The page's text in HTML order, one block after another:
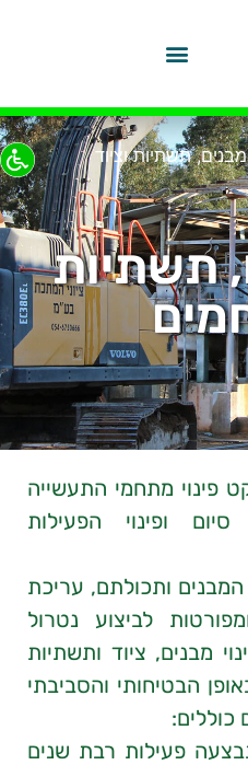
מבנים, תשתיות וציוד
תשתיות
פינוי מתחמי התעשייה
ופינוי הפעילות
המבנים ותכולתם, עריכת
לביצוע נטרול
מבנים, ציוד ותשתיות
הבטיחותי והסביבתי
כוללים:
פעילות רבת שנים